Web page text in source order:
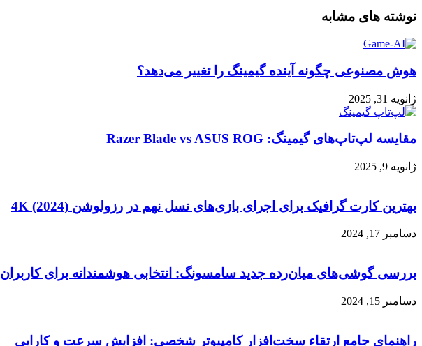
نوشته های مشابه
هوش مصنوعی چگونه آینده گیمینگ را تغییر می‌دهد؟
ژانویه 31, 2025
مقایسه لپ‌تاپ‌های گیمینگ: Razer Blade vs ASUS ROG
ژانویه 9, 2025
بهترین کارت گرافیک برای اجرای بازی‌های نسل نهم در رزولوشن 4K (2024)
دسامبر 17, 2024
بررسی گوشی‌های میان‌رده جدید سامسونگ: انتخابی هوشمندانه برای کاربران
دسامبر 15, 2024
راهنمای جامع ارتقاء سخت‌افزار کامپیوتر شخصی: افزایش سرعت و کارایی